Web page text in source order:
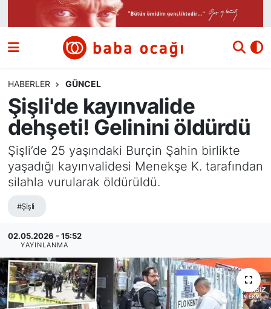
HABERLER GÜNCEL
Şişli'de kayınvalide
dehşeti! Gelinini öldürdü
Şişli’de 25 yaşındaki Burçin Şahin birlikte
yaşadığı kayınvalidesi Menekşe K. tarafından
silahla vurularak öldürüldü.
#Şişli
02.05.2026 - 15:52
YAYINLANMA
Siyaset
Ekonomi
Dünya
Kültür ve Sanat
Eğitim
Bilim ve Teknoloji
Yazı Dizisi
Nöbetçi Eczaneler
Hava Durumu
Namaz Vakitleri
Trafik Durumu
Süper Lig Puan Durumu ve Fikstür
Tüm Manşetler
Son Dakika Haberleri
Haber Arşivi